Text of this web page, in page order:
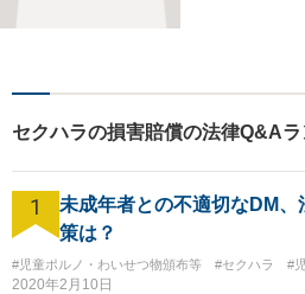
はお電話でご予
で相談日が決ま
セクハラの損害賠償の法律Q&A
1
未成年者との不適切なDM、
策は？
#児童ポルノ・わいせつ物頒布等 #セクハラ #
2020年2月10日